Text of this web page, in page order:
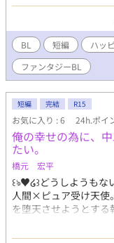
BL 短編 ハッ
ファンタジーBL
短編 完結 R15
お気に入り : 6 24h.ポイ
俺の幸せの為に、
たい。
橋元 宏平
꒰ঌ♥໒꒱どうしようも
人間×ピュア受け天使
を堕天させようとする
起する７人の天使た
い込んでいるのは、主